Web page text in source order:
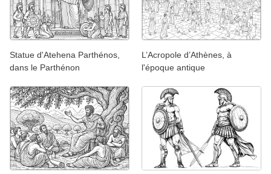
Statue d'Atehena Parthénos,
dans le Parthénon
L’Acropole d’Athènes, à
l'époque antique